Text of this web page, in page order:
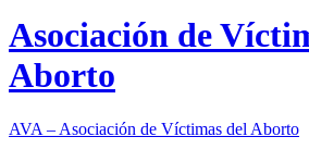
Asociación de
Aborto
AVA – Asociación de Víctimas del Aborto